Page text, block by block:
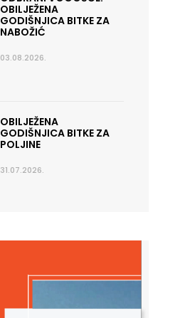
OBILJEŽENA
GODIŠNJICA BITKE ZA
NABOŽIĆ
03.08.2026.
OBILJEŽENA
GODIŠNJICA BITKE ZA
POLJINE
31.07.2026.